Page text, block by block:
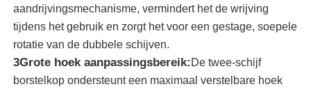
zonnepaneel schoonmakende borstel
roterende borstel voor zonnepanelen
aandrijvingsmechanisme, vermindert het de wrijving
tijdens het gebruik en zorgt het voor een gestage, soepele
rotatie van de dubbele schijven.
3Grote hoek aanpassingsbereik: De twee-schijf
borstelkop ondersteunt een maximaal verstelbare hoek